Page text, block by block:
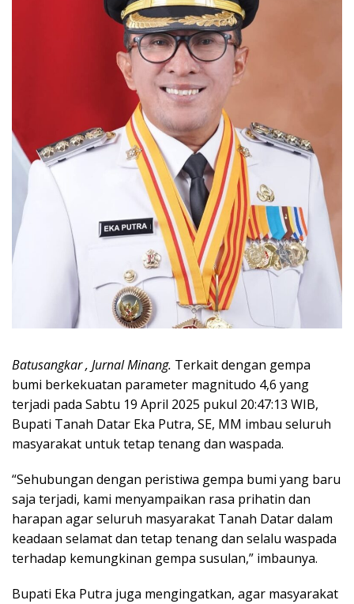
Batusangkar , Jurnal Minang. Terkait dengan gempa
bumi berkekuatan parameter magnitudo 4,6 yang
terjadi pada Sabtu 19 April 2025 pukul 20:47:13 WIB,
Bupati Tanah Datar Eka Putra, SE, MM imbau seluruh
masyarakat untuk tetap tenang dan waspada.
“Sehubungan dengan peristiwa gempa bumi yang baru
saja terjadi, kami menyampaikan rasa prihatin dan
harapan agar seluruh masyarakat Tanah Datar dalam
keadaan selamat dan tetap tenang dan selalu waspada
terhadap kemungkinan gempa susulan,” imbaunya.
Bupati Eka Putra juga mengingatkan, agar masyarakat